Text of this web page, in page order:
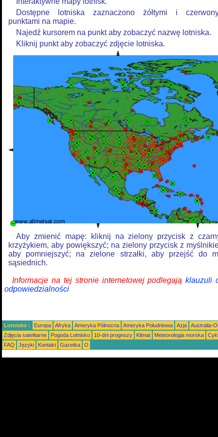
Dostępne lotniska zaznaczono żółtymi i
punktami na mapie.
Najedź kursorem na punkt aby zobaczyć nazwę lotniska.
Kliknij punkt aby zobaczyć zdjęcie lotniska.
Aby zmienić mapę: kliknij na zielony przycisk z
krzyżykiem, aby powiększyć; na zielony przycisk z
aby pomniejszyć; na zielone strzałki, aby przejść do
sąsiednich.
Informacje na tej stronie internetowej podlegająklauzuli
odpowiedzialności
Lotnisko : Europa Afryka Ameryka Północna Ameryka Południowa Azja
Australia-
Zdjęcia satelitarne
Pogoda Lotnisko 10-dni prognozy Klimat Meteorologia morska
FAQ
Języki Kontakt Gazetka O